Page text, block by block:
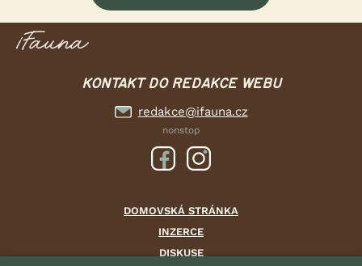
KONTAKT DO REDAKCE WEBU
redakce@ifauna.cz
nonstop
DOMOVSKÁ STRÁNKA
INZERCE
DISKUSE